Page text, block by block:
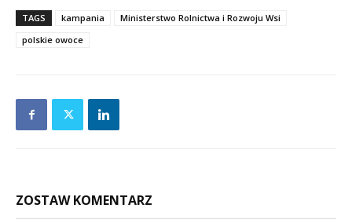
TAGS kampania
Ministerstwo Rolnictwa i Rozwoju Wsi
polskie owoce
ZOSTAW KOMENTARZ